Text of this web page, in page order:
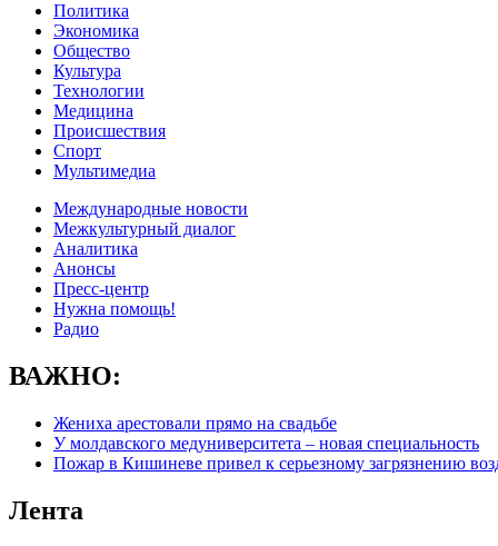
Политика
Экономика
Общество
Культура
Технологии
Медицина
Происшествия
Спорт
Мультимедиа
Международные новости
Межкультурный диалог
Аналитика
Анонсы
Пресс-центр
Нужна помощь!
Радио
ВАЖНО:
Жениха арестовали прямо на свадьбе
У молдавского медуниверситета – новая специальность
Пожар в Кишиневе привел к серьезному загрязнению
Лента